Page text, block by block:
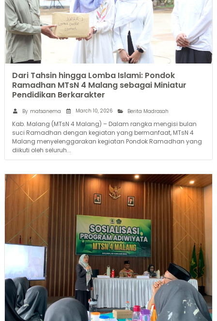
Dari Tahsin hingga Lomba Islami: Pondok
Ramadhan MTsN 4 Malang sebagai Miniatur
Pendidikan Berkarakter
By matsanema March 10, 2026 Berita Madrasah
Kab. Malang (MTsN 4 Malang) – Dalam rangka mengisi bulan
suci Ramadhan dengan kegiatan yang bermanfaat, MTsN 4
Malang menyelenggarakan kegiatan Pondok Ramadhan yang
diikuti oleh seluruh...